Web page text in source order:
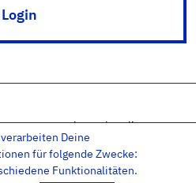
Login
Datenschutz-Einstellungen
RSS Newsletter
– All rights reserved.
Deine
für folgende Zwecke:
Funktionalitäten.